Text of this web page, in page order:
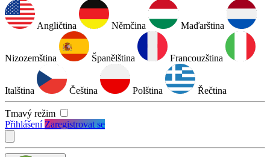
Angličtina Němčina Maďarština
Nizozemština Španělština Francouzština
Italština Čeština Polština Řečtina
Tmavý režim
PřihlášeníZaregistrovat se